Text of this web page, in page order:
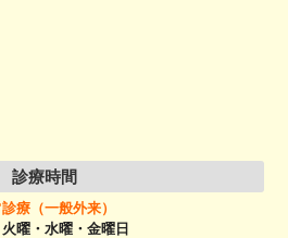
診療時間
療（一般外来）
曜・水曜・金曜日